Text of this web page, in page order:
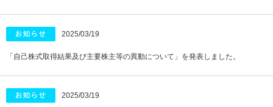
2025/03/19
「自己株式取得結果及び主要株主等の異動について」を発表しました。
2025/03/19